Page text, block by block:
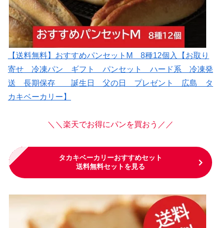
【送料無料】おすすめパンセットM 8種12個入【お取り
寄せ 冷凍パン ギフト パンセット ハード系 冷凍発
送 長期保存 誕生日 父の日 プレゼント 広島 タ
カキベーカリー】
＼＼楽天でお得にパンを買おう／／
タカキベーカリーおすすめセット
送料無料セットを見る